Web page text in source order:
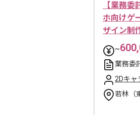
【業務
ホ向けゲ
ザイン制
~
業務委
2Dキャ
若林（